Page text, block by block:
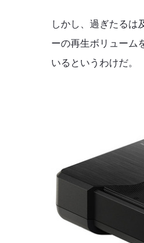
しかし、過ぎたるは
ーの再生ボリューム
いるというわけだ。